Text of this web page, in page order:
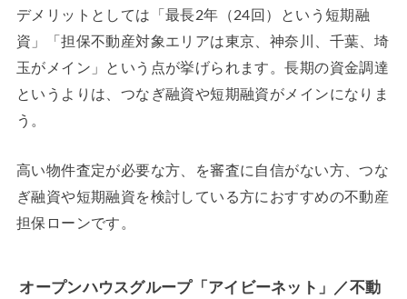
デメリットとしては「最長2年（24回）という短期融
資」「担保不動産対象エリアは東京、神奈川、千葉、埼
玉がメイン」という点が挙げられます。長期の資金調達
というよりは、つなぎ融資や短期融資がメインになりま
う。
高い物件査定が必要な方、を審査に自信がない方、つな
ぎ融資や短期融資を検討している方におすすめの不動産
担保ローンです。
オープンハウスグループ「アイビーネット」／不動